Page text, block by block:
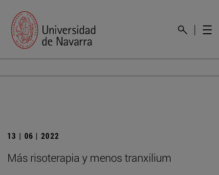
13 | 06 | 2022
Más risoterapia y menos tranxilium